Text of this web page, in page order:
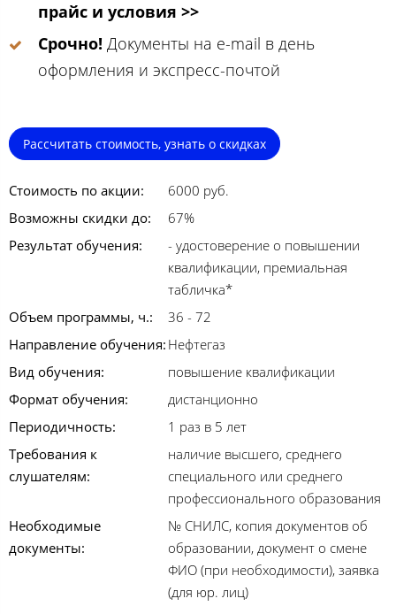
прайс и условия >>
Срочно! Документы на e-mail в день
оформления и экспресс-почтой
Рассчитать стоимость, узнать о скидках
Стоимость по акции:
6000 руб.
Возможны скидки до:
67%
Результат обучения:
- удостоверение о повышении
квалификации, премиальная
табличка*
Объем программы, ч.:
36 - 72
Направление обучения: Нефтегаз
Вид обучения:
повышение квалификации
Формат обучения:
дистанционно
Периодичность:
1 раз в 5 лет
Требования к
слушателям:
наличие высшего, среднего
специального или среднего
профессионального образования
Необходимые
документы:
№ СНИЛС, копия документов об
образовании, документ о смене
ФИО (при необходимости), заявка
(для юр. лиц)